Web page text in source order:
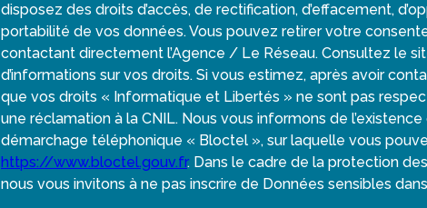
disposez des droits d’accès, de rectification, d’effacement,
portabilité de vos données. Vous pouvez retirer votre
contactant directement l’Agence / Le Réseau. Consultez le
d’informations sur vos droits. Si vous estimez, après avoir
que vos droits « Informatique et Libertés » ne sont pas
une réclamation à la CNIL. Nous vous informons de
démarchage téléphonique « Bloctel », sur laquelle vous
https://www.bloctel.gouv.fr. Dans le cadre de la protection
nous vous invitons à ne pas inscrire de Données sensibles